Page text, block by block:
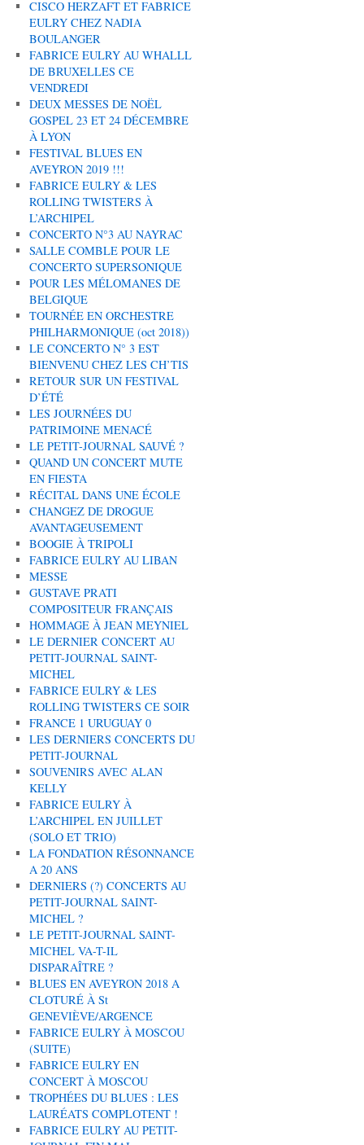
CISCO HERZAFT ET FABRICE
EULRY CHEZ NADIA
BOULANGER
FABRICE EULRY AU WHALLL
DE BRUXELLES CE
VENDREDI
DEUX MESSES DE NOËL
GOSPEL 23 ET 24 DÉCEMBRE
À LYON
FESTIVAL BLUES EN
AVEYRON 2019 !!!
FABRICE EULRY & LES
ROLLING TWISTERS À
L’ARCHIPEL
CONCERTO N°3 AU NAYRAC
SALLE COMBLE POUR LE
CONCERTO SUPERSONIQUE
POUR LES MÉLOMANES DE
BELGIQUE
TOURNÉE EN ORCHESTRE
PHILHARMONIQUE (oct 2018))
LE CONCERTO N° 3 EST
BIENVENU CHEZ LES CH’TIS
RETOUR SUR UN FESTIVAL
D’ÉTÉ
LES JOURNÉES DU
PATRIMOINE MENACÉ
LE PETIT-JOURNAL SAUVÉ ?
QUAND UN CONCERT MUTE
EN FIESTA
RÉCITAL DANS UNE ÉCOLE
CHANGEZ DE DROGUE
AVANTAGEUSEMENT
BOOGIE À TRIPOLI
FABRICE EULRY AU LIBAN
MESSE
GUSTAVE PRATI
COMPOSITEUR FRANÇAIS
HOMMAGE À JEAN MEYNIEL
LE DERNIER CONCERT AU
PETIT-JOURNAL SAINT-
MICHEL
FABRICE EULRY & LES
ROLLING TWISTERS CE SOIR
FRANCE 1 URUGUAY 0
LES DERNIERS CONCERTS DU
PETIT-JOURNAL
SOUVENIRS AVEC ALAN
KELLY
FABRICE EULRY À
L’ARCHIPEL EN JUILLET
(SOLO ET TRIO)
LA FONDATION RÉSONNANCE
A 20 ANS
DERNIERS (?) CONCERTS AU
PETIT-JOURNAL SAINT-
MICHEL ?
LE PETIT-JOURNAL SAINT-
MICHEL VA-T-IL
DISPARAÎTRE ?
BLUES EN AVEYRON 2018 A
CLOTURÉ À St
GENEVIÈVE/ARGENCE
FABRICE EULRY À MOSCOU
(SUITE)
FABRICE EULRY EN
CONCERT À MOSCOU
TROPHÉES DU BLUES : LES
LAURÉATS COMPLOTENT !
FABRICE EULRY AU PETIT-